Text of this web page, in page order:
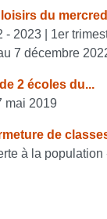
du
- 2023 | 1er
7 décembre
2 écoles du...
mai 2019
de
à la population